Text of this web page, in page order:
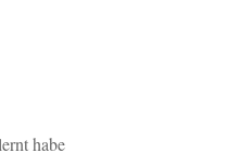
habe